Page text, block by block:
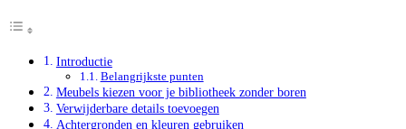
Introductie
Belangrijkste punten
Meubels kiezen voor je bibliotheek zonder boren
Verwijderbare details toevoegen
Achtergronden en kleuren gebruiken